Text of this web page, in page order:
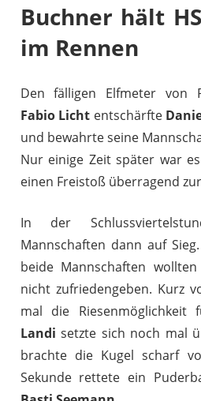
Buchner hält
im Rennen
Den fälligen Elfmeter von
Fabio Licht entschärfte
und bewahrte seine
Nur einige Zeit später war
einen Freistoß überragend
In der
Mannschaften dann auf
beide Mannschaften
nicht zufriedengeben. Kurz
mal die Riesenmöglichkeit
Landi setzte sich noch mal
brachte die Kugel scharf
Sekunde rettete ein